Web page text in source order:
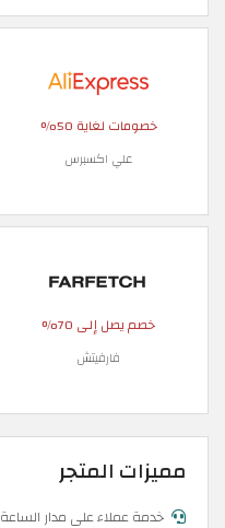
خصومات لغاية 50%
علي اكسبرس
خصم يصل إلى 70%
فارفيتش
مميزات المتجر
خدمة عملاء على مدار الساعة